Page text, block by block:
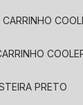
CARRINHO
CARRINHO
PRETO